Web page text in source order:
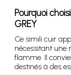
Pourquoi
GREY
Ce simili cuir
nécessitant une
flamme. Il
destinés à des